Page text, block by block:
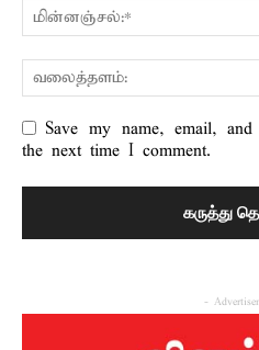
Save my name, email,
the next time I comment.
-